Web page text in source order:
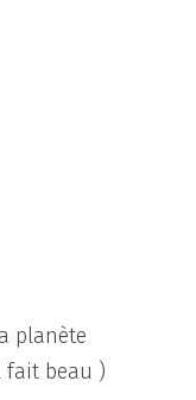
planète
fait beau )